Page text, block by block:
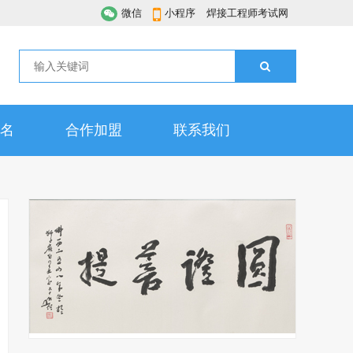
微信 小程序 焊接工程师考试网
合作加盟 联系我们